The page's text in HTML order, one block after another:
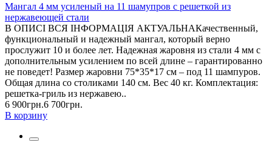
Мангал 4 мм усиленый на 11 шамупров с решеткой из
нержавеющей стали
В ОПИСІ ВСЯ ІНФОРМАЦІЯ АКТУАЛЬНАКачественный,
функциональный и надежный мангал, который верно
прослужит 10 и более лет. Надежная жаровня из стали 4 мм с
дополнительным усилением по всей длине – гарантированно
не поведет! Размер жаровни 75*35*17 см – под 11 шампуров.
Общая длина со столиками 140 см. Вес 40 кг. Комплектация:
решетка-гриль из нержавею..
6 900грн.6 700грн.
В корзину